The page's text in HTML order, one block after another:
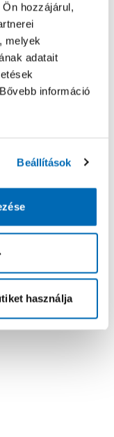
hozzájárul,
melyek
adatait
információ
Beállítások
használja